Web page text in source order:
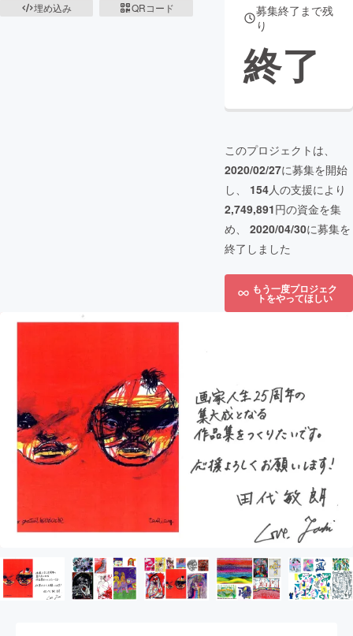
埋め込み
QRコード
募集終了まで残
り
終了
このプロジェクトは、
2020/02/27に募集を開始
し、 154人の支援により
2,749,891円の資金を集
め、 2020/04/30に募集を
終了しました
もう一度プロジェク
トをやってほしい